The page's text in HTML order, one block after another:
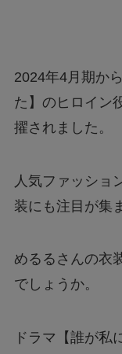
2024年4月期か
た】のヒロイン
擢されました。
人気ファッショ
装にも注目が集
めるるさんの衣
でしょうか。
ドラマ【誰が私